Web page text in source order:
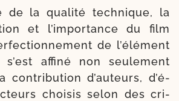
de la qua­li­té tech­nique, la
et l’im­por­tance du film
de l’élé­ment
affi­né non seule­ment
contri­bu­tion d’au­teurs, d’é­
choi­sis selon des cri­